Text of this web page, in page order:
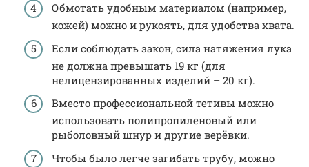
Обмотать удобным материалом (например,
кожей) можно и рукоять, для удобства хвата.
Если соблюдать закон, сила натяжения лука
не должна превышать 19 кг (для
нелицензированных изделий – 20 кг).
Вместо профессиональной тетивы можно
использовать полипропиленовый или
рыболовный шнур и другие верёвки.
Чтобы было легче загибать трубу, можно